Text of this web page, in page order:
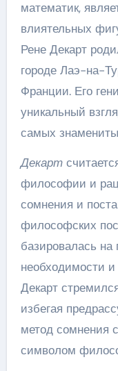
математик,
влиятельных
Рене Декарт
городе Лаэ-на-
Франции. Его
уникальный
самых
Декарт
философии и
сомнения и
философских
базировалась
необходимости
Декарт
избегая
метод сомнения
символом